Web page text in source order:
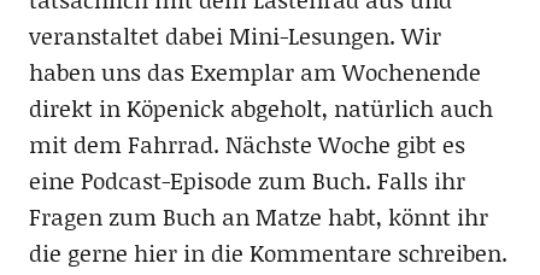
veranstaltet dabei Mini-Lesungen. Wir
haben uns das Exemplar am Wochenende
direkt in Köpenick abgeholt, natürlich auch
mit dem Fahrrad. Nächste Woche gibt es
eine Podcast-Episode zum Buch. Falls ihr
Fragen zum Buch an Matze habt, könnt ihr
die gerne hier in die Kommentare schreiben.